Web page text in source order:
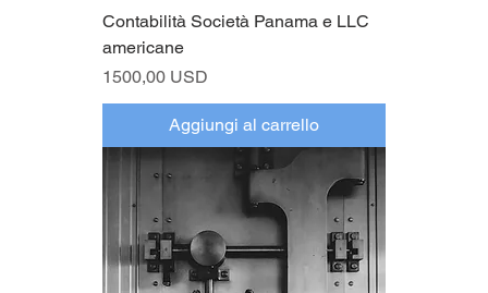
Contabilità Società Panama e LLC
americane
Prezzo
1500,00 USD
Aggiungi al carrello